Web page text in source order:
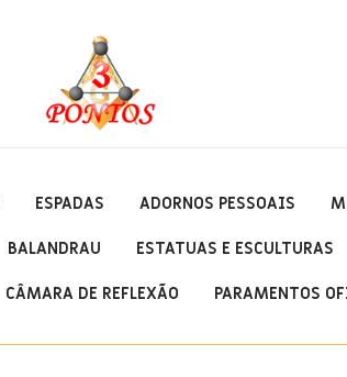
ESPADAS ADORNOS PESSOAIS
BALANDRAU ESTATUAS E ESCULTURAS
CÂMARA DE REFLEXÃO PARAMENTOS